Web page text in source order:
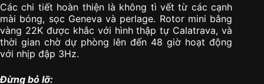
Các chi tiết hoàn thiện là không tì vết từ các cạnh
mài bóng, sọc Geneva và perlage. Rotor mini bằng
vàng 22K được khắc với hình thập tự Calatrava, và
thời gian chờ dự phòng lên đến 48 giờ hoạt động
với nhịp đập 3Hz.
Đừng bỏ lỡ: